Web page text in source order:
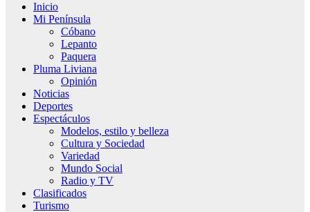
Inicio
Mi Península
Cóbano
Lepanto
Paquera
Pluma Liviana
Opinión
Noticias
Deportes
Espectáculos
Modelos, estilo y belleza
Cultura y Sociedad
Variedad
Mundo Social
Radio y TV
Clasificados
Turismo